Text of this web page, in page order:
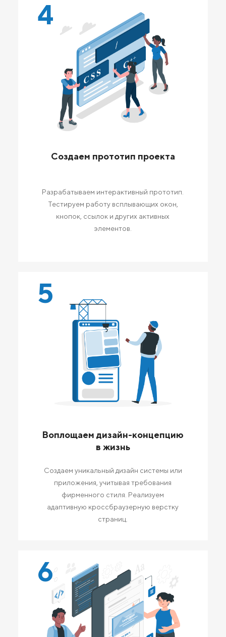
4
Создаем прототип проекта
Разрабатываем интерактивный прототип.
Тестируем работу всплывающих окон,
кнопок, ссылок и других активных
элементов.
5
Воплощаем дизайн-концепцию
в жизнь
Создаем уникальный дизайн системы или
приложения, учитывая требования
фирменного стиля. Реализуем
адаптивную кроссбраузерную верстку
страниц.
6